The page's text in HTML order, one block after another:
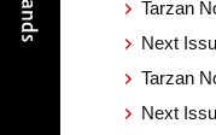
Tarzan
Next
Tarzan
Next